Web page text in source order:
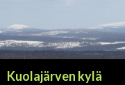
Kuolajärven kylä